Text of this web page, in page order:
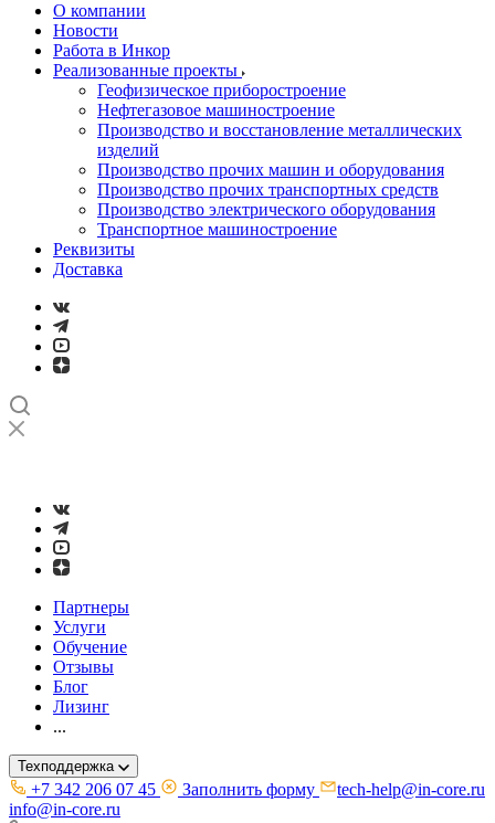
О компании
Новости
Работа в Инкор
Реализованные проекты
Геофизическое приборостроение
Нефтегазовое машиностроение
Производство и восстановление металлических
изделий
Производство прочих машин и оборудования
Производство прочих транспортных средств
Производство электрического оборудования
Транспортное машиностроение
Реквизиты
Доставка
Партнеры
Услуги
Обучение
Отзывы
Блог
Лизинг
...
Техподдержка
+7 342 206 07 45 Заполнить форму
tech-help@in-core.ru
info@in-core.ru